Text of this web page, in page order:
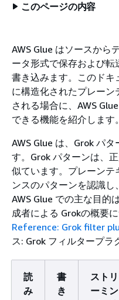
このページの内容
AWS Glue はソースから
ータ形式で保存および
書き込みます。このド
に構造化されたプレー
される場合に、AWS
できる機能を紹介します。
AWS Glue は、Grok パ
す。Grok パターンは、
似ています。プレーンテ
ンスのパターンを認識し
AWS Glue での主な目的
成者による Grokの概要
Reference: Grok filter
ス: Grok フィルタープラ
読
み
書
き
ストリ
ーミン